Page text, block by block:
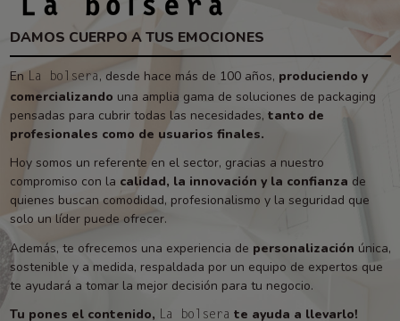
DAMOS CUERPO A TUS EMOCIONES
En La bolsera , desde hace más de 100 años, produciendo y
comercializando una amplia gama de soluciones de packaging
pensadas para cubrir todas las necesidades, tanto de
profesionales como de usuarios finales.
Hoy somos un referente en el sector, gracias a nuestro
compromiso con la calidad, la innovación y la confianza de
quienes buscan comodidad, profesionalismo y la seguridad que
solo un líder puede ofrecer.
Además, te ofrecemos una experiencia de personalización única,
sostenible y a medida, respaldada por un equipo de expertos que
te ayudará a tomar la mejor decisión para tu negocio.
Tu pones el contenido, La bolsera te ayuda a llevarlo!